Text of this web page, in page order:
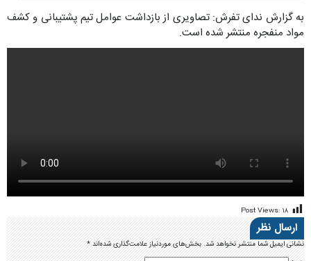
به گزارش ندای تفرش: تصاویری از بازداشت عوامل تیم پشتیبانی و کشف
مواد منفجره منتشر شده است.
Post Views: ۱۸
ارسال نظر
نشانی ایمیل شما منتشر نخواهد شد.بخش‌های موردنیاز علامت‌گذاری شده‌اند*